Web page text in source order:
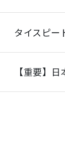
タイスピー
【重要】